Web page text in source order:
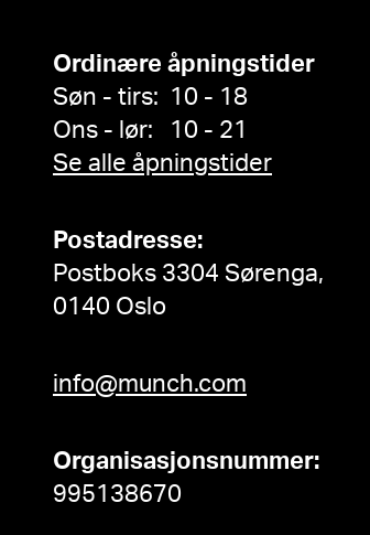
Ordinære åpningstider
Søn - tirs: 10 - 18
Ons - lør: 10 - 21
Se alle åpningstider
Postadresse:
Postboks 3304 Sørenga,
0140 Oslo
info@munch.com
Organisasjonsnummer:
995138670